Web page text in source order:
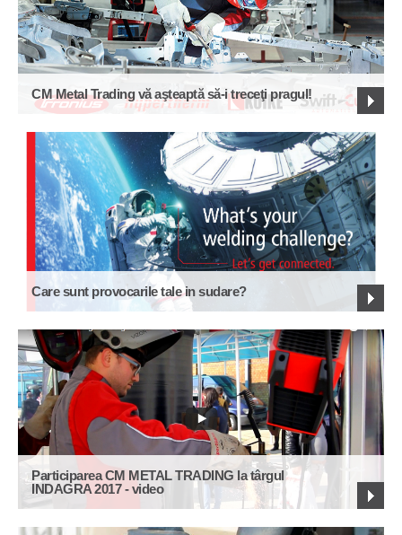
CM Metal Trading vă aşteaptă să-i treceţi pragul!
Care sunt provocarile tale in sudare?
Participarea CM METAL TRADING la târgul
INDAGRA 2017 - video